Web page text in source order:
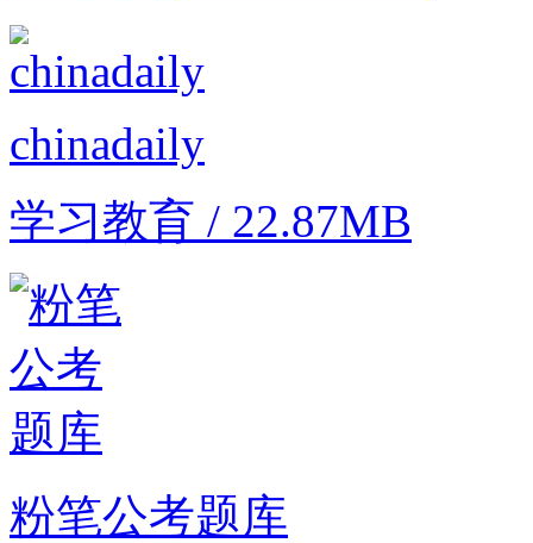
chinadaily
学习教育 / 22.87MB
粉笔公考题库